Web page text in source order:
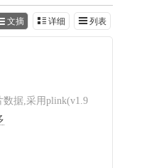
文摘 详细 列表
数据,采用plink(v1.9